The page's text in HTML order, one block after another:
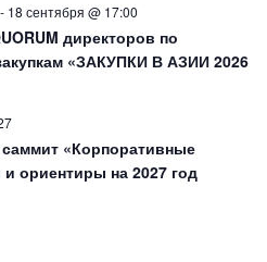
- 18 сентября @ 17:00
директоров по
«ЗАКУПКИ В АЗИИ 2026
«Корпоративные
и ориентиры на 2027 год